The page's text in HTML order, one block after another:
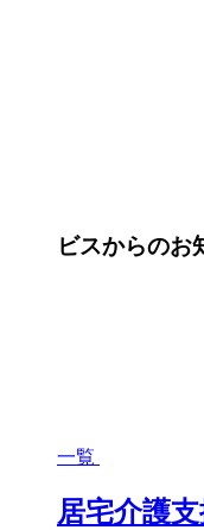
ビスからのお
一覧
居宅介護